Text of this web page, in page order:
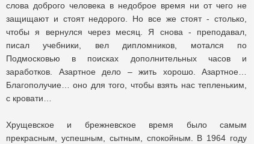
слова доброго человека в недоброе время ни от чего не
защищают и стоят недорого. Но все же стоят - столько,
чтобы я вернулся через месяц. Я снова - преподавал,
писал учебники, вел дипломников, мотался по
Подмосковью в поисках дополнительных часов и
заработков. Азартное дело – жить хорошо. Азартное…
Благополучие… оно для того, чтобы взять нас тепленьким,
с кровати…
Хрущевское и брежневское время было самым
прекрасным, успешным, сытным, спокойным. В 1964 году